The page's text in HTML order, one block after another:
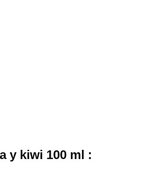
y kiwi 100 ml :